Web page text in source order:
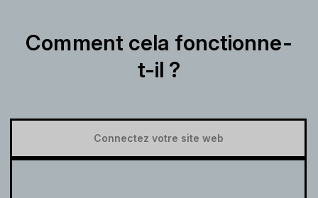
Comment cela fonctionne-
t-il ?
Connectez votre site web